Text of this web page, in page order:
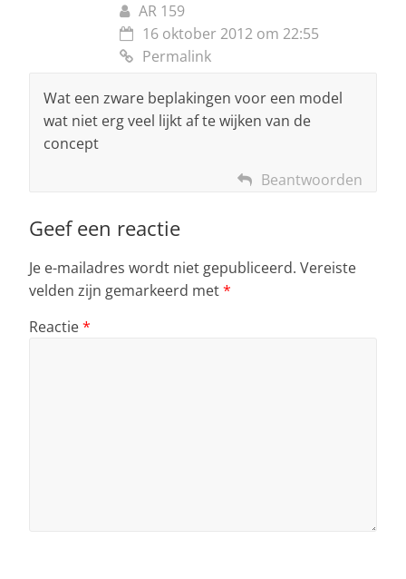
AR 159
16 oktober 2012 om 22:55
Permalink
Wat een zware beplakingen voor een model
wat niet erg veel lijkt af te wijken van de
concept
Beantwoorden
Geef een reactie
Je e-mailadres wordt niet gepubliceerd. Vereiste
velden zijn gemarkeerd met*
Reactie*